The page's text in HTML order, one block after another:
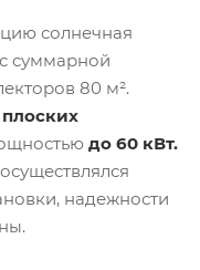
солнечная
суммарной
80 м².
до 60 кВт.
надежности